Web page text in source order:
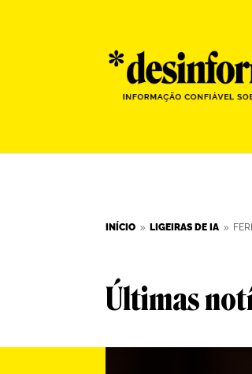
INÍCIO 9 LIGEIRAS DE IA 9
Últimas